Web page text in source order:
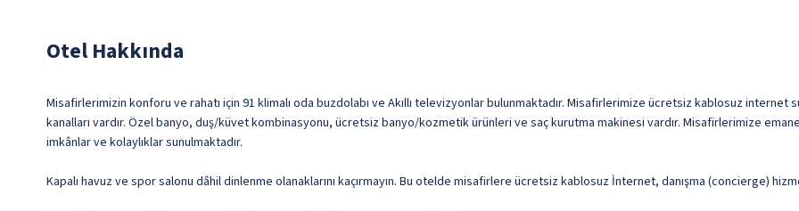
Otel Hakkında
Misafirlerimizin konforu ve rahatı için 91 klimalı oda buzdolabı ve Akıllı televizyonlar bulunmaktadır. Misafirlerimize ücretsiz kablosuz
kanalları vardır. Özel banyo, duş/küvet kombinasyonu, ücretsiz banyo/kozmetik ürünleri ve saç kurutma makinesi vardır. Misafirlerimize
imkânlar ve kolaylıklar sunulmaktadır.
Kapalı havuz ve spor salonu dâhil dinlenme olanaklarını kaçırmayın. Bu otelde misafirlere ücretsiz kablosuz İnternet, danışma (concierge)